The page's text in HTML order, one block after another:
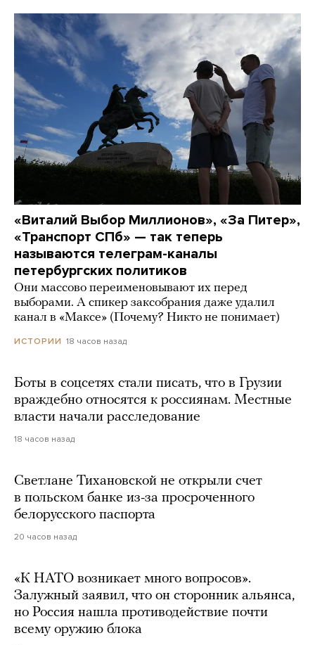
«Виталий Выбор Миллионов», «За Питер»,
«Транспорт СПб» — так теперь
называются телеграм-каналы
петербургских политиков
Они массово переименовывают их перед
выборами. А спикер заксобрания даже удалил
канал в «Максе» (Почему? Никто не понимает)
ИСТОРИИ 18 часов назад
Боты в соцсетях стали писать, что в Грузии
враждебно относятся к россиянам. Местные
власти начали расследование
18 часов назад
Светлане Тихановской не открыли счет
в польском банке из-за просроченного
белорусского паспорта
20 часов назад
«К НАТО возникает много вопросов».
Залужный заявил, что он сторонник альянса,
но Россия нашла противодействие почти
всему оружию блока